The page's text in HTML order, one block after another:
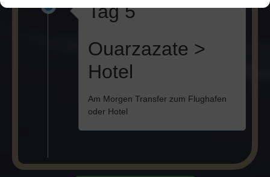
Tag 5
Ouarzazate >
Hotel
Am Morgen Transfer zum Flughafen
oder Hotel